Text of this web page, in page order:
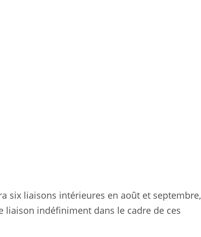
six liaisons intérieures en août et septembre,
liaison indéfiniment dans le cadre de ces